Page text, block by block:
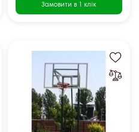
Замовити в 1 клік